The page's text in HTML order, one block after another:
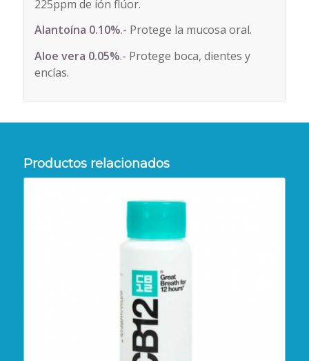
225ppm de ión flúor.
Alantoína 0.10%.- Protege la mucosa oral.
Aloe vera 0.05%.- Protege boca, dientes y
encías.
Productos relacionados